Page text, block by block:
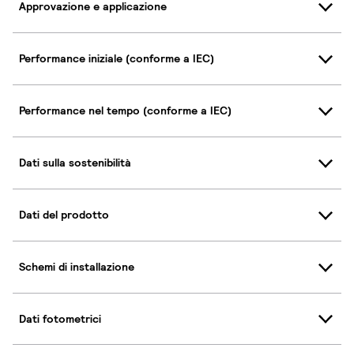
Approvazione e applicazione
Performance iniziale (conforme a IEC)
Performance nel tempo (conforme a IEC)
Dati sulla sostenibilità
Dati del prodotto
Schemi di installazione
Dati fotometrici